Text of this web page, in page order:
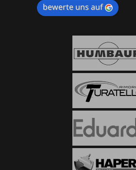
bewerte uns auf